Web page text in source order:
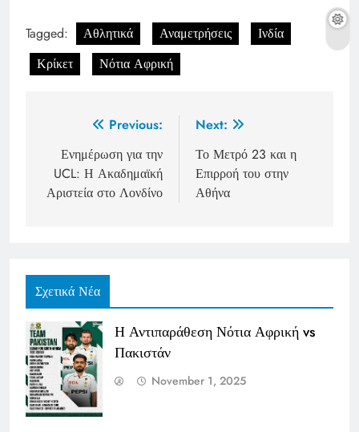
Tagged: Αθλητικά Αναμετρήσεις
Ινδία
Κρίκετ
Νότια Αφρική
navigation
Previous:
Ενημέρωση για την
UCL: Η Ακαδημαϊκή
Αριστεία στο Λονδίνο
Next:
Το Μετρό 23 και η
Επιρροή του στην
Αθήνα
Σχετικά Νέα
Η Αντιπαράθεση Νότια Αφρική vs
Πακιστάν
November 1, 2025